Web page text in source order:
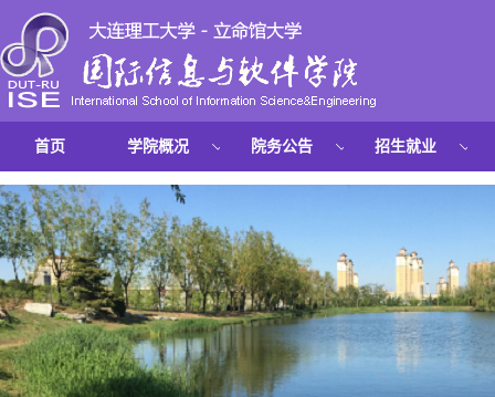
首页 学院概况 院务公告 招生就业